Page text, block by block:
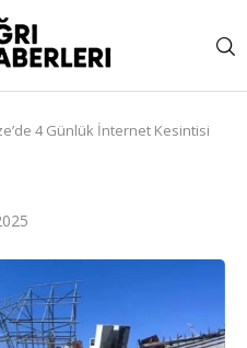
4 Günlük İnternet Kesintisi